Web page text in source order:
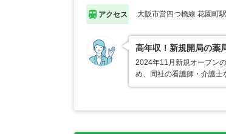
アクセス 大阪市営四つ橋線 花園町駅
高年収！新規開局の薬
2024年11月新規オープン
め、同社の看護師・介護士